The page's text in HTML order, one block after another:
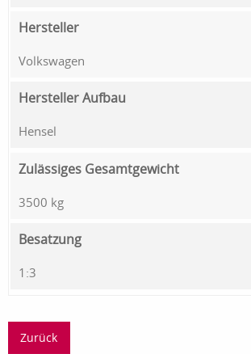
Hersteller
Volkswagen
Hersteller Aufbau
Hensel
Zulässiges Gesamtgewicht
3500 kg
Besatzung
1:3
Zurück